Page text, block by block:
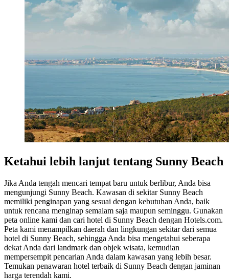
Ketahui lebih lanjut tentang Sunny Beach
Jika Anda tengah mencari tempat baru untuk berlibur, Anda bisa
mengunjungi Sunny Beach. Kawasan di sekitar Sunny Beach
memiliki penginapan yang sesuai dengan kebutuhan Anda, baik
untuk rencana menginap semalam saja maupun seminggu. Gunakan
peta online kami dan cari hotel di Sunny Beach dengan Hotels.com.
Peta kami menampilkan daerah dan lingkungan sekitar dari semua
hotel di Sunny Beach, sehingga Anda bisa mengetahui seberapa
dekat Anda dari landmark dan objek wisata, kemudian
mempersempit pencarian Anda dalam kawasan yang lebih besar.
Temukan penawaran hotel terbaik di Sunny Beach dengan jaminan
harga terendah kami.